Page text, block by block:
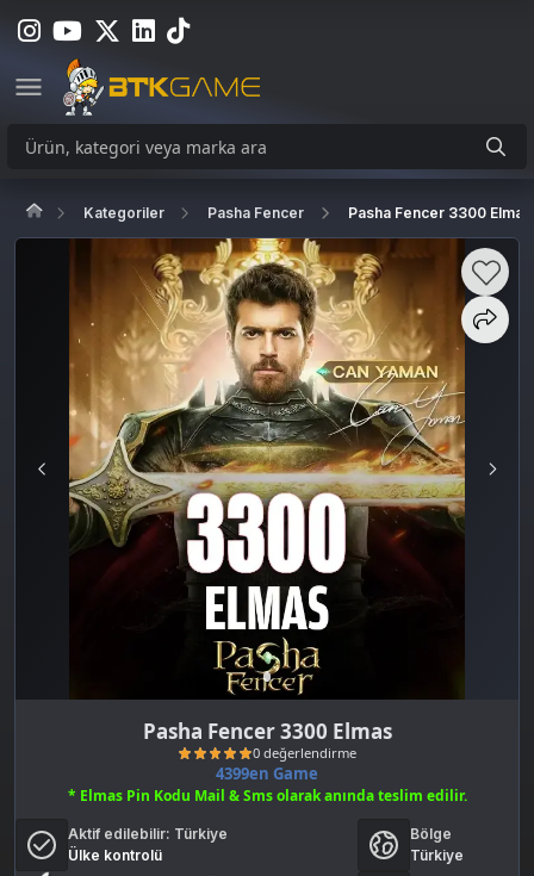
Kategoriler Pasha Fencer Pasha Fencer 3300 Elmas
Pasha Fencer 3300 Elmas
4399en Game
* Elmas Pin Kodu Mail & Sms olarak anında teslim edilir.
Aktif edilebilir: Türkiye
Ülke kontrolü
Bölge
Türkiye